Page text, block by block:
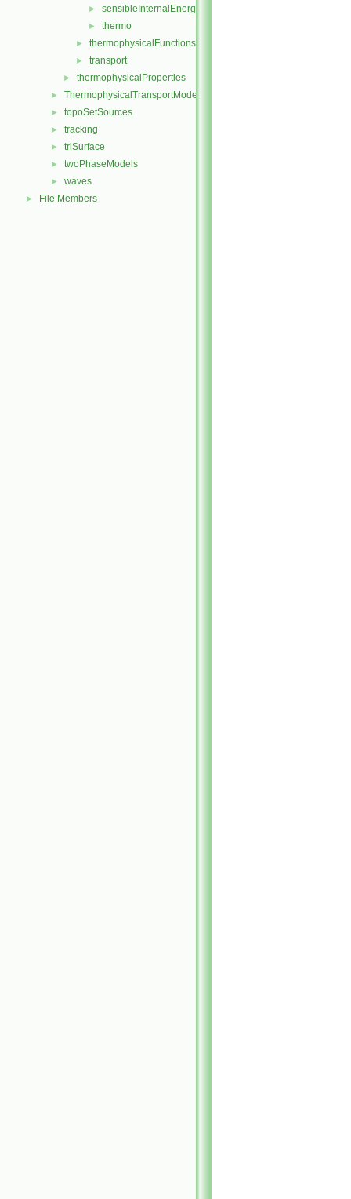
► sensibleInternalEnergy
► thermo
► thermophysicalFunctions
► transport
► thermophysicalProperties
► ThermophysicalTransportModels
► topoSetSources
► tracking
► triSurface
► twoPhaseModels
► waves
► File Members